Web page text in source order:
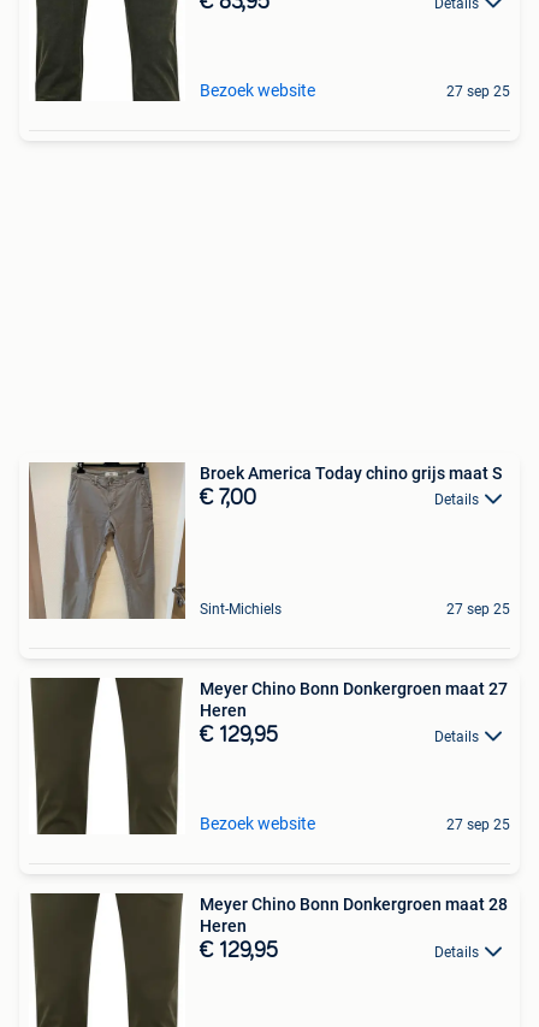
Details
Bezoek website 27 sep 25
Broek America Today chino grijs maat S
€ 7,00 Details
Sint-Michiels 27 sep 25
Meyer Chino Bonn Donkergroen maat 27
Heren
€ 129,95 Details
Bezoek website 27 sep 25
Meyer Chino Bonn Donkergroen maat 28
Heren
€ 129,95 Details